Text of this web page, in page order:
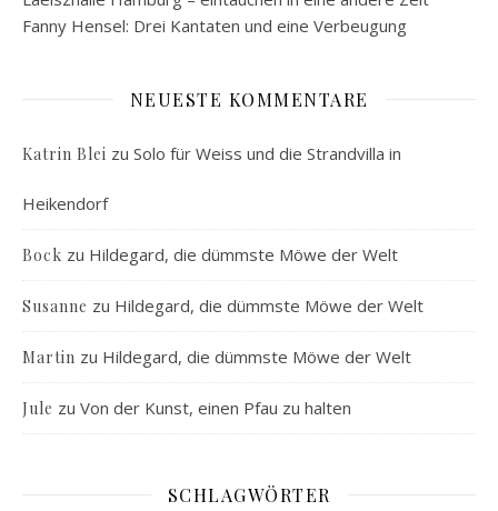
Fanny Hensel: Drei Kantaten und eine Verbeugung
NEUESTE KOMMENTARE
Katrin Blei zu Solo für Weiss und die Strandvilla in
Heikendorf
Bock zu Hildegard, die dümmste Möwe der Welt
Susanne zu Hildegard, die dümmste Möwe der Welt
Martin zu Hildegard, die dümmste Möwe der Welt
Jule zu Von der Kunst, einen Pfau zu halten
SCHLAGWÖRTER